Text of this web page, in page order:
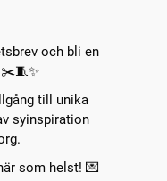
och bli en
✂️🧵✨
till unika
syinspiration
som helst! 💌